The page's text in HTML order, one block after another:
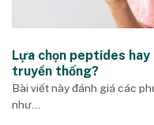
Lựa chọn peptides
truyền thống?
Bài viết này đánh giá các
như...